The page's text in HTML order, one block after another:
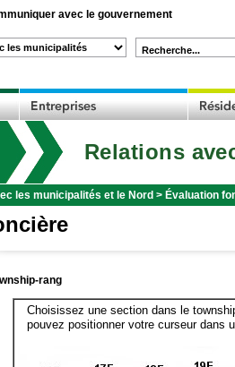
avec le gouvernement
Recherche...
Relations
les municipalités et le Nord > Évaluation
rang
Choisissez une section dans le
pouvez positionner votre curseur dans